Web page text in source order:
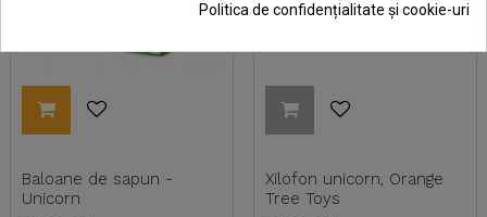
Baloane de sapun -
Unicorn
Xilofon unicorn, Orange
Tree Toys
Politica de confidențialitate și cookie-uri